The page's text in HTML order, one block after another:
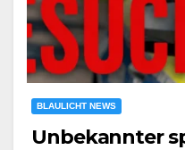
BLAULICHT NEWS
Unbekannter